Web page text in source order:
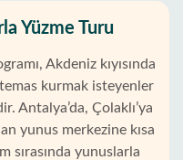
Yüzme Turu
Akdeniz kıyısında
temas kurmak isteyenler
Antalya’da, Çolaklı’ya
yunus merkezine kısa
sırasında yunuslarla